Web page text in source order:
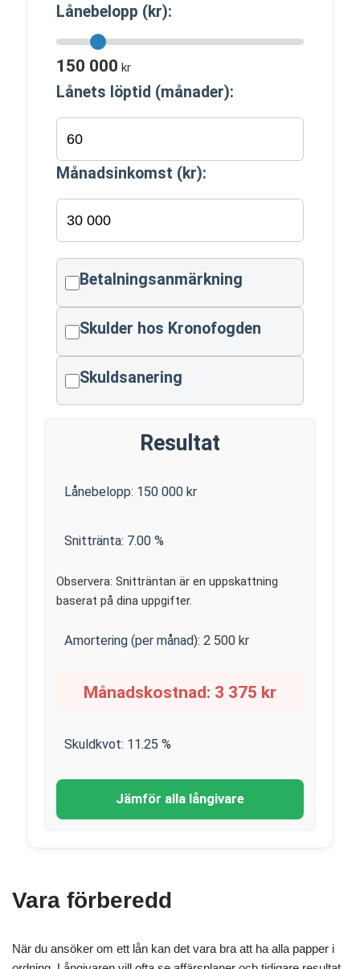
Lånebelopp (kr):
150 000 kr
Lånets löptid (månader):
Månadsinkomst (kr):
Betalningsanmärkning
Skulder hos Kronofogden
Skuldsanering
Resultat
Lånebelopp: 150 000 kr
Snittränta: 7.00 %
Observera: Snitträntan är en uppskattning
baserat på dina uppgifter.
Amortering (per månad): 2 500 kr
Månadskostnad: 3 375 kr
Skuldkvot: 11.25 %
Jämför alla långivare
Vara förberedd
När du ansöker om ett lån kan det vara bra att ha alla papper i